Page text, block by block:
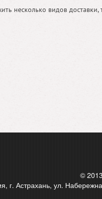
несколько видов
©
г. Астрахань, ул.